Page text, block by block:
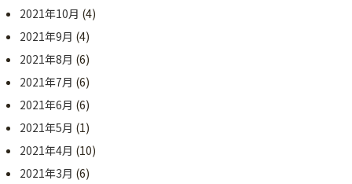
2021年10月 (4)
2021年9月 (4)
2021年8月 (6)
2021年7月 (6)
2021年6月 (6)
2021年5月 (1)
2021年4月 (10)
2021年3月 (6)